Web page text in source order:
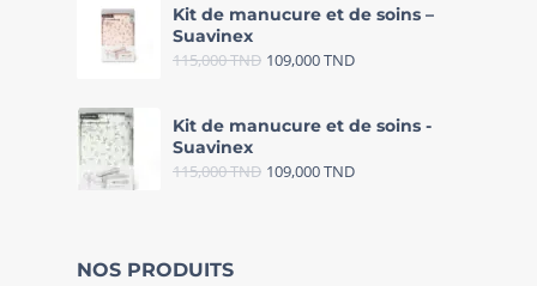
Kit de manucure et de soins –
Suavinex
115,000TND 109,000TND
Kit de manucure et de soins -
Suavinex
115,000TND 109,000TND
NOS PRODUITS